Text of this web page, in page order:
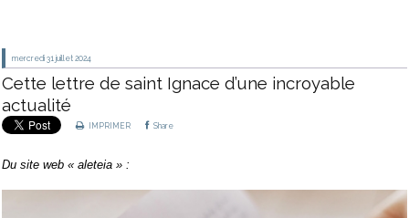
mercredi 31 juillet 2024
Cette lettre de saint Ignace d’une incroyable
actualité
IMPRIMER Share
Du site web « aleteia » :